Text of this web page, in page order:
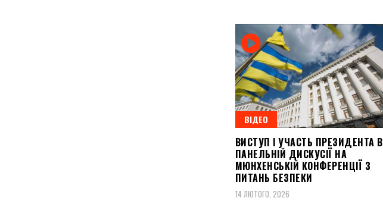
ВІДЕО
ВИСТУП І УЧАСТЬ ПРЕЗИДЕНТА В
ПАНЕЛЬНІЙ ДИСКУСІЇ НА
МЮНХЕНСЬКІЙ КОНФЕРЕНЦІЇ З
ПИТАНЬ БЕЗПЕКИ
14 ЛЮТОГО, 2026